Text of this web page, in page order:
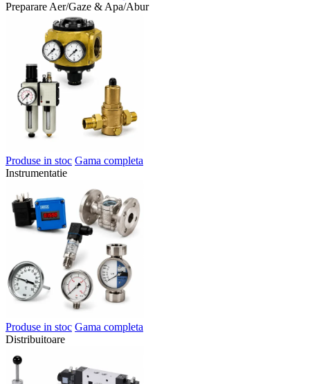
Preparare Aer/Gaze & Apa/Abur
Produse in stoc Gama completa
Instrumentatie
Produse in stoc Gama completa
Distribuitoare